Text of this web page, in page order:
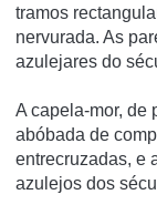
tramos
nervurada. As
azulejares do
A capela-mor, de
abóbada de
entrecruzadas, e
azulejos dos